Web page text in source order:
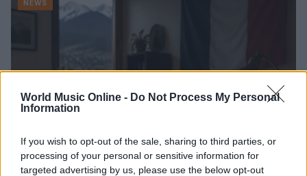
World Music Online - Do Not Process My Personal
Information
If you wish to opt-out of the sale, sharing to third parties, or
processing of your personal or sensitive information for
targeted advertising by us, please use the below opt-out
NEWS